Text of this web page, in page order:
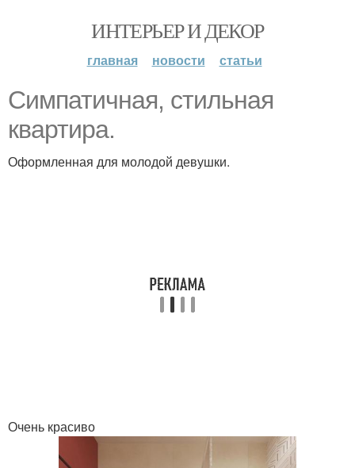
ИНТЕРЬЕР И ДЕКОР
главная новости статьи
Симпатичная, стильная
квартира.
Оформленная для молодой девушки.
Очень красиво